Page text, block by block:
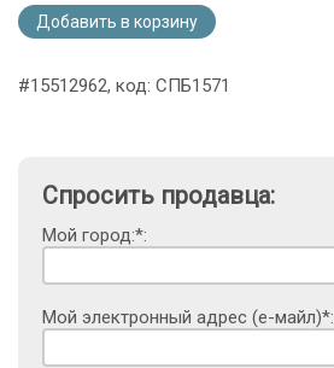
Добавить в корзину
#15512962, код: СПБ1571
Спросить продавца:
Мой город:*:
Мой электронный адрес (е-майл)*: